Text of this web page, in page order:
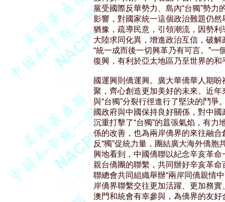
黨受國際反華勢力、島內“台獨”勢
影響，對國家統一這個政治難題仍
猶豫，疏導民意，引領潮流，因勢
大陸求同化異，增進政治互信，破
“統一成而後一切興革乃有可言。”
復興，有利於亞太地區乃至世界的和
國運興則僑運興。廣大華僑華人期
聚，齊心創造更加美好的未來。近
與“台獨”分裂行徑進行了堅決的鬥
國政府與中國保持良好關係，對中
沉重打擊了“台獨”的囂張氣焰，有力
係的改善，也為兩岸僑界的來往融
反“獨”促統力量，團結廣大海外僑
興地看到，中國僑聯以紀念辛亥革
親台僑團的聯繫，共同辦好辛亥革
聯總會共同組織舉辦“兩岸同僑親情
岸僑界聯繫交往更加活躍、更加務
澳門和統會有幸參與，為僑界的友